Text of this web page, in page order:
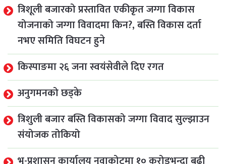
त्रिशूली बजारको प्रस्तावित एकीकृत जग्गा विकास
योजनाको जग्गा विवादमा किन?, बस्ति विकास दर्ता
नभए समिति विघटन हुने
किस्पाङमा २६ जना स्वयंसेवीले दिए रगत
अनुगमनको छड्के
त्रिशुली बजार बस्ति विकासको जग्गा विवाद सुल्झाउन
संयोजक तोकियो